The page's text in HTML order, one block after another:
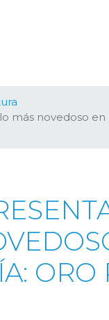
más novedoso en
ORO